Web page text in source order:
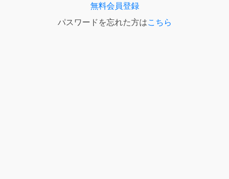
無料会員登録
パスワードを忘れた方はこちら